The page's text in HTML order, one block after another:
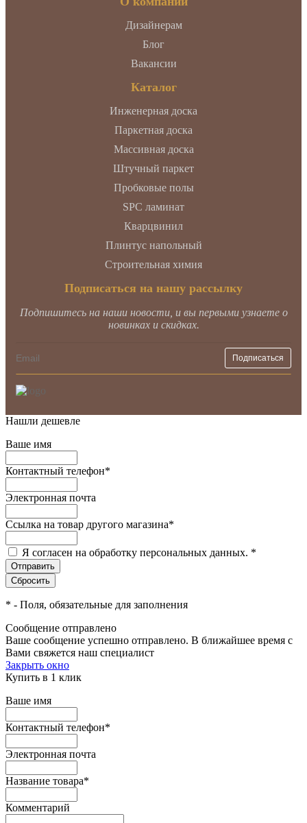
Дизайнерам
Блог
Вакансии
Каталог
Инженерная доска
Паркетная доска
Массивная доска
Штучный паркет
Пробковые полы
SPC ламинат
Кварцвинил
Плинтус напольный
Строительная химия
Подписаться на нашу рассылку
Подпишитесь на наши новости, и вы первыми узнаете о
новинках и скидках.
Нашли дешевле
Ваше имя
Контактный телефон*
Электронная почта
Ссылка на товар другого магазина*
Я согласен на обработку персональных данных. *
* - Поля, обязательные для заполнения
Сообщение отправлено
Ваше сообщение успешно отправлено. В ближайшее время с
Вами свяжется наш специалист
Закрыть окно
Купить в 1 клик
Ваше имя
Контактный телефон*
Электронная почта
Название товара*
Комментарий